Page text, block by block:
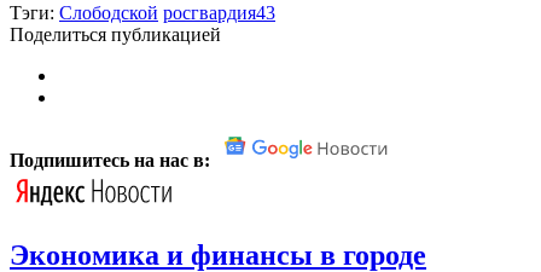
Тэги: Слободской росгвардия43
Поделиться публикацией
Подпишитесь на нас в:
Экономика и финансы в городе